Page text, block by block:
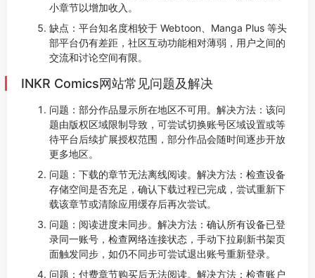
小章节以增加收入。
缺点：平台知名度相较于 Webtoon、Manga Plus 等头
部平台仍有差距，社区互动功能相对薄弱，用户之间的
交流和讨论空间有限。
INKR Comics网站常见问题及解决
问题：部分作品显示所在地区不可用。解决方法：该问
题由版权区域限制导致，可尝试切换账号区域设置或等
待平台后续扩展授权范围，部分作品会随时间逐步开放
更多地区。
问题：下载的章节无法离线阅读。解决方法：检查设备
存储空间是否充足，确认下载过程已完成，尝试重新下
载该章节或清除应用缓存后再次尝试。
问题：阅读进度未同步。解决方法：确认所有设备已登
录同一账号，检查网络连接状态，手动下拉刷新书架页
面触发同步，如仍不同步可尝试退出账号重新登录。
问题：付费章节购买后无法阅读。解决方法：检查账户